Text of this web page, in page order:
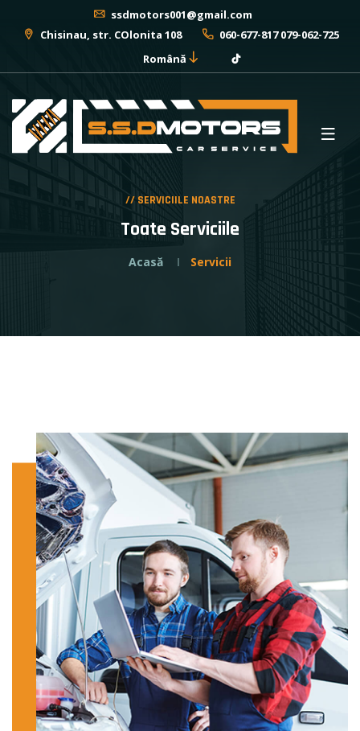
ssdmotors001@gmail.com
Chisinau, str. COlonita 108
060-677-817 079-062-725
Română
// SERVICIILE NOASTRE
Toate Serviciile
Acasă Servicii